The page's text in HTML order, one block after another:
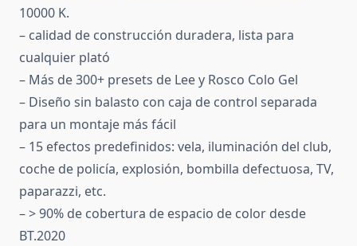
10000 K.
– calidad de construcción duradera, lista para
cualquier plató
– Más de 300+ presets de Lee y Rosco Colo Gel
– Diseño sin balasto con caja de control separada
para un montaje más fácil
– 15 efectos predefinidos: vela, iluminación del club,
coche de policía, explosión, bombilla defectuosa, TV,
paparazzi, etc.
– > 90% de cobertura de espacio de color desde
BT.2020